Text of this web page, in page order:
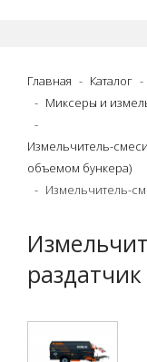
Главная Каталог
Миксеры и
Измельчитель-
объемом бункера)
Измельчитель-